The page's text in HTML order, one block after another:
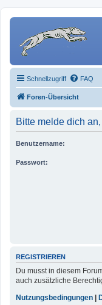
Schnellzugriff FAQ
Foren-Übersicht
Bitte melde dich
Benutzername:
Passwort:
REGISTRIEREN
Du musst in diesem
auch zusätzliche
Nutzungsbedingungen